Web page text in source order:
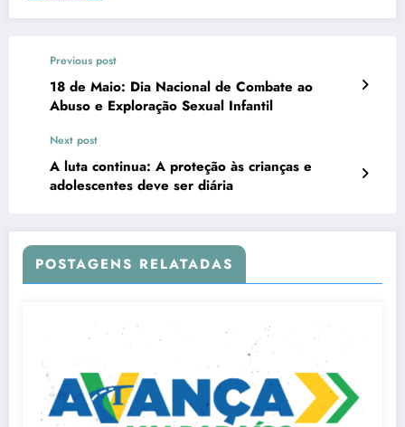
Previous post
18 de Maio: Dia Nacional de Combate ao
Abuso e Exploração Sexual Infantil
Next post
A luta continua: A proteção às crianças e
adolescentes deve ser diária
POSTAGENS RELATADAS